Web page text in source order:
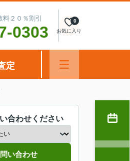
料２０％割引
0303 お気に入り
0
定
合わせください
い合わせ